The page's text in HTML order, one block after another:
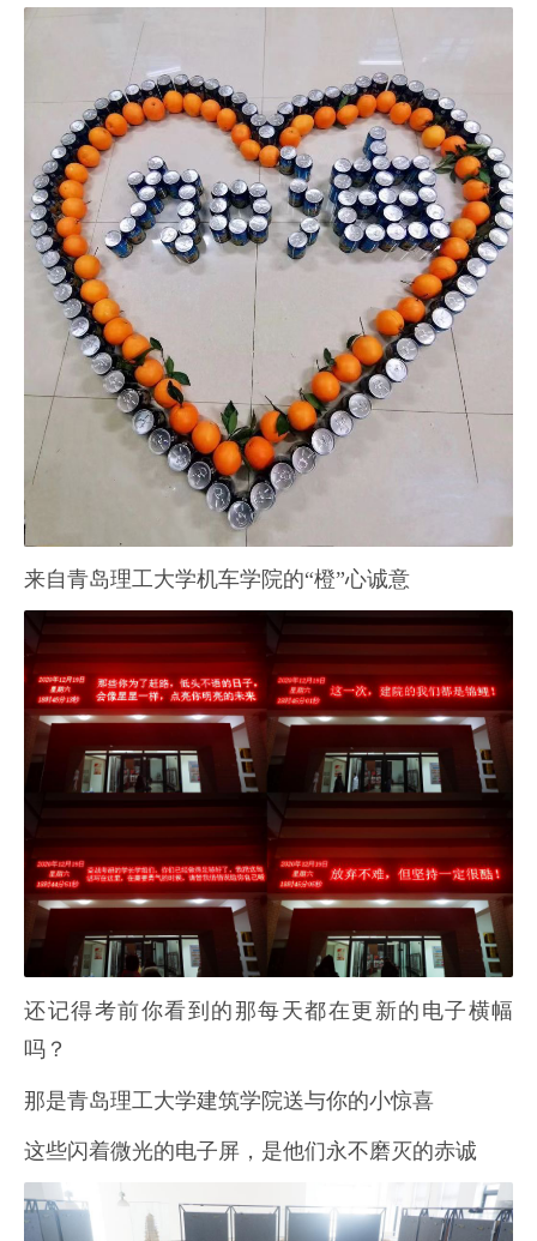
来自青岛理工大学机车学院的“橙”心诚意
还记得考前你看到的那每天都在更新的电子横幅
吗？
那是青岛理工大学建筑学院送与你的小惊喜
这些闪着微光的电子屏，是他们永不磨灭的赤诚